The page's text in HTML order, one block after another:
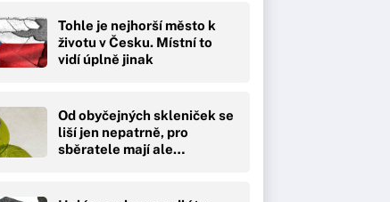
Tohle je nejhorší město k
životu v Česku. Místní to
vidí úplně jinak
Od obyčejných skleniček se
liší jen nepatrně, pro
sběratele mají ale…